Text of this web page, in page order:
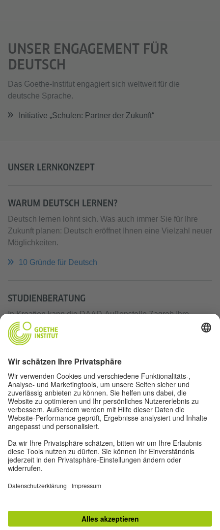
UNSER ENGAGEMENT FÜR
DEUTSCH
Das Goethe-Institut engagiert sich weltweit für die
deutsche Sprache.
Initiative „Schulen: Partner der Zukunft“
UNSER LERNKONZEPT
WARUM DEUTSCH LERNEN?
Deutsch lernen lohnt sich. Was auch immer Sie für Ihre
Zukunft planen: Deutsch eröffnet Ihnen eine Vielzahl neuer
Möglichkeiten.
10 Gründe für Deutsch
STUDIENBERATUNG
In Kroatien kann die DAAD-Außenstelle Zagreb Ihre
Fragen beantworten. Ihr Hauptanliegen ist die Vergabe
von Stipendien für Hochschulangehörige aus Kroatien.
Zur Studienberatung
FACEBOOK
Besuchen Sie uns auf Facebook.
Impressum
Nutzungsbedingungen
Instagram Linkliste